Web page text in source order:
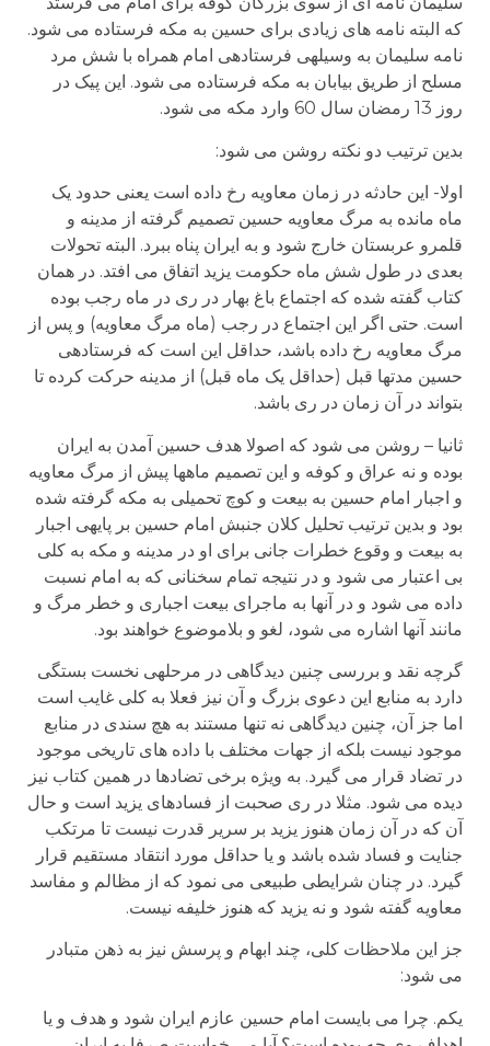
که البته نامه های زیادی برای حسین به مکه فرستاده می شود.
نامه سلیمان به وسیله­ی فرستاده­ی امام همراه با شش مرد
مسلح از طریق بیابان به مکه فرستاده می شود. این پیک در
روز 13 رمضان سال 60 وارد مکه می شود.
بدین ترتیب دو نکته روشن می شود:
اولا- این حادثه در زمان معاویه رخ داده است یعنی حدود یک
ماه مانده به مرگ معاویه حسین تصمیم گرفته از مدینه و
قلمرو عربستان خارج شود و به ایران پناه ببرد. البته تحولات
بعدی در طول شش ماه حکومت یزید اتفاق می افتد. در همان
کتاب گفته شده که اجتماع باغ بهار در ری در ماه رجب بوده
است. حتی اگر این اجتماع در رجب (ماه مرگ معاویه) و پس از
مرگ معاویه رخ داده باشد، حداقل این است که فرستاده­ی
حسین مدتها قبل (حداقل یک ماه قبل) از مدینه حرکت کرده تا
بتواند در آن زمان در ری باشد.
ثانیا – روشن می شود که اصولا هدف حسین آمدن به ایران
بوده و نه عراق و کوفه و این تصمیم ماهها پیش از مرگ معاویه
و اجبار امام حسین به بیعت و کوچ تحمیلی به مکه گرفته شده
بود و بدین ترتیب تحلیل کلان جنبش امام حسین بر پایه­ی اجبار
به بیعت و وقوع خطرات جانی برای او در مدینه و مکه به کلی
بی اعتبار می شود و در نتیجه تمام سخنانی که به امام نسبت
داده می شود و در آنها به ماجرای بیعت اجباری و خطر مرگ و
مانند آنها اشاره می شود، لغو و بلاموضوع خواهند بود.
گرچه نقد و بررسی چنین دیدگاهی در مرحله­ی نخست بستگی
دارد به منابع این دعوی بزرگ و آن نیز فعلا به کلی غایب است
اما جز آن، چنین دیدگاهی نه تنها مستند به هچ سندی در منابع
موجود نیست بلکه از جهات مختلف با داده های تاریخی موجود
در تضاد قرار می گیرد. به ویژه برخی تضادها در همین کتاب نیز
دیده می شود. مثلا در ری صحبت از فسادهای یزید است و حال
آن که در آن زمان هنوز یزید بر سریر قدرت نیست تا مرتکب
جنایت و فساد شده باشد و یا حداقل مورد انتقاد مستقیم قرار
گیرد. در چنان شرایطی طبیعی می نمود که از مظالم و مفاسد
معاویه گفته شود و نه یزید که هنوز خلیفه نیست.
جز این ملاحظات کلی، چند ابهام و پرسش نیز به ذهن متبادر
می شود:
یکم. چرا می بایست امام حسین عازم ایران شود و هدف و یا